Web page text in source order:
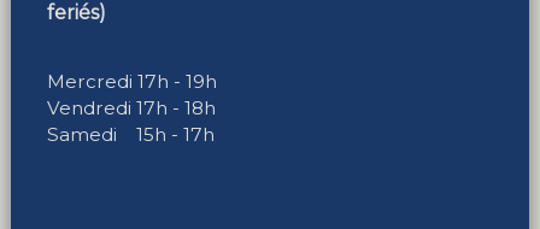
feriés)
Mercredi 17h - 19h
Vendredi 17h - 18h
Samedi 15h - 17h